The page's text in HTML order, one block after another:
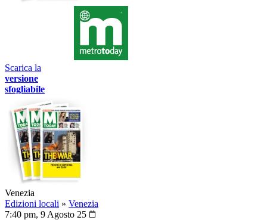
Scarica la
versione
sfogliabile
Venezia
Edizioni locali » Venezia
7:40 pm, 9 Agosto 25